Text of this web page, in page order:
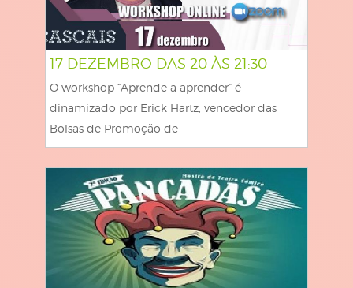
17 DEZEMBRO DAS 20 ÀS 21:30
O workshop “Aprende a aprender” é
dinamizado por Erick Hartz, vencedor das
Bolsas de Promoção de